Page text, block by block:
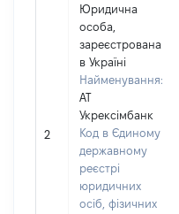
2
Юридична
особа,
зареєстрована
в Україні
Найменування:
АТ
Укрексімбанк
Код в Єдиному
державному
реєстрі
юридичних
осіб, фізичних